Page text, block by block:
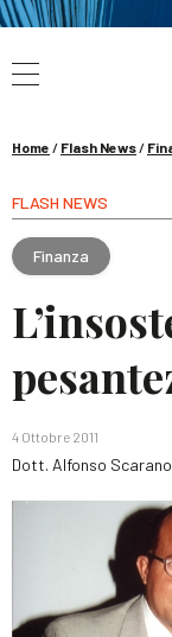
La
Home / Flash News/
FLASH NEWS
Finanza
4 Ottobre 2011
Dott. Alfonso Scarano